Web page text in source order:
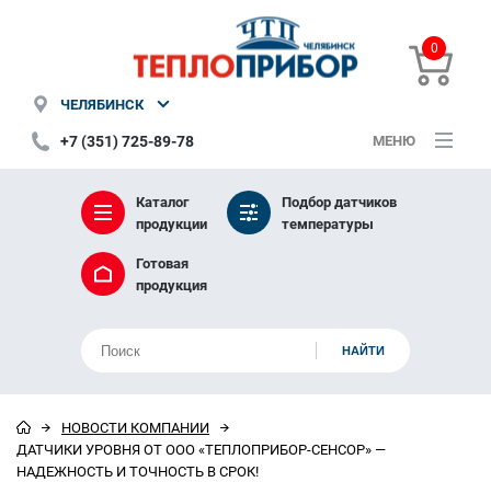
ЧЕЛЯБИНСК
+7 (351) 725-89-78 МЕНЮ
0
Каталог
продукции
Подбор датчиков
температуры
Готовая
продукция
НОВОСТИ КОМПАНИИ
ДАТЧИКИ УРОВНЯ ОТ ООО «ТЕПЛОПРИБОР-СЕНСОР» —
НАДЕЖНОСТЬ И ТОЧНОСТЬ В СРОК!